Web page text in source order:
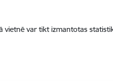
var tikt izmantotas